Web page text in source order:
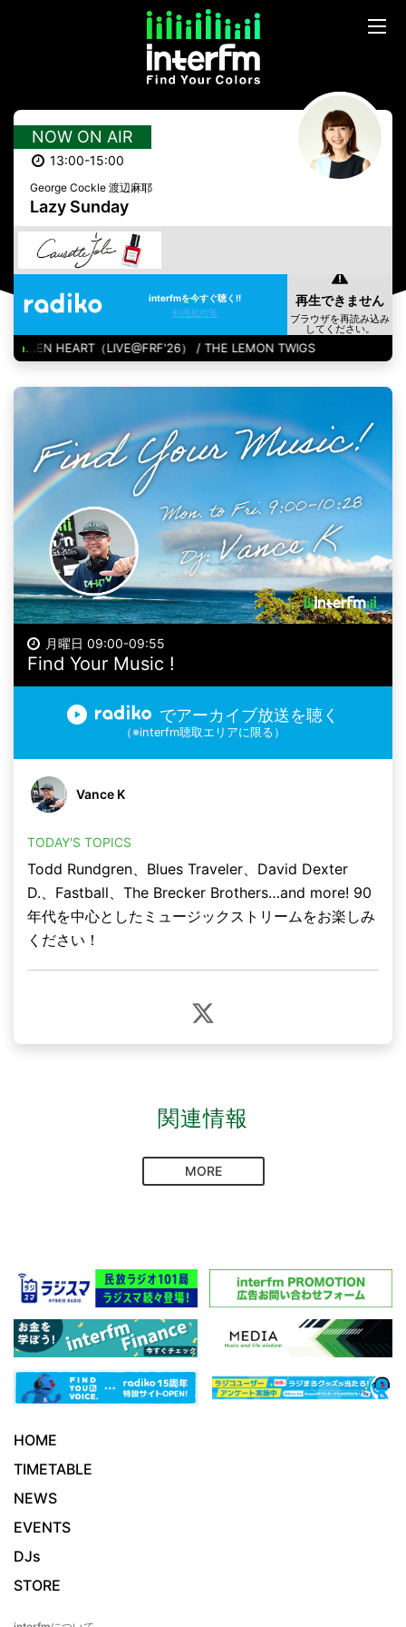
NOW ON AIR
13:00-15:00
George Cockle 渡辺麻耶
Lazy Sunday
interfmを今すぐ聴く!!
利用規約等
HEART（LIVE@FRF'26） / THE LEMON TWIGS
月曜日 09:00-09:55
Find Your Music !
でアーカイブ放送を聴く
（※interfm聴取エリアに限る）
Vance K
TODAY'S TOPICS
Todd Rundgren、Blues Traveler、David Dexter
D.、Fastball、The Brecker Brothers…and more! 90
年代を中心としたミュージックストリームをお楽しみ
ください！
関連情報
MORE
HOME
TIMETABLE
NEWS
EVENTS
DJs
STORE